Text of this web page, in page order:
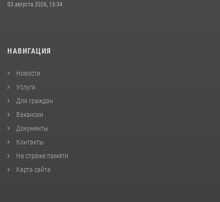
03 августа 2026, 13:34
НАВИГАЦИЯ
Новости
Услуги
Для граждан
Вакансии
Документы
Контакты
На страже памяти
Карта сайта